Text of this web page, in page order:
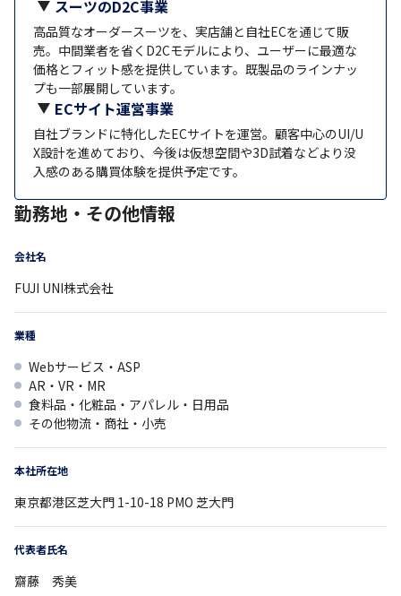
スーツのD2C事業
高品質なオーダースーツを、実店舗と自社ECを通じて販
売。中間業者を省くD2Cモデルにより、ユーザーに最適な
価格とフィット感を提供しています。既製品のラインナッ
プも一部展開しています。
ECサイト運営事業
自社ブランドに特化したECサイトを運営。顧客中心のUI/U
X設計を進めており、今後は仮想空間や3D試着などより没
入感のある購買体験を提供予定です。
勤務地・その他情報
会社名
FUJI UNI株式会社
業種
Webサービス・ASP
AR・VR・MR
食料品・化粧品・アパレル・日用品
その他物流・商社・小売
本社所在地
東京都港区芝大門 1-10-18 PMO 芝大門
代表者氏名
齋藤 秀美